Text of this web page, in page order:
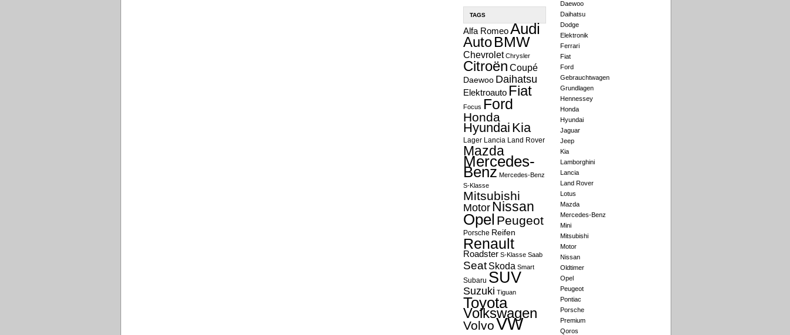
TAGS
Alfa RomeoAudi
Auto BMW
Chevrolet Chrysler
Citroën Coupé
Daewoo Daihatsu
Elektroauto Fiat
Focus Ford
Honda
Hyundai Kia
Lager Lancia Land Rover
Mazda
Mercedes-
Benz Mercedes-Benz
S-Klasse
Mitsubishi
Motor Nissan
Opel Peugeot
Porsche Reifen
Renault
Roadster S-Klasse Saab
Seat Skoda Smart
Subaru SUV
Suzuki Tiguan
Toyota
Volkswagen
VolvoVW
Daewoo
Daihatsu
Dodge
Elektronik
Ferrari
Fiat
Ford
Gebrauchtwagen
Grundlagen
Hennessey
Honda
Hyundai
Jaguar
Jeep
Kia
Lamborghini
Lancia
Land Rover
Lotus
Mazda
Mercedes-Benz
Mini
Mitsubishi
Motor
Nissan
Oldtimer
Opel
Peugeot
Pontiac
Porsche
Premium
Qoros